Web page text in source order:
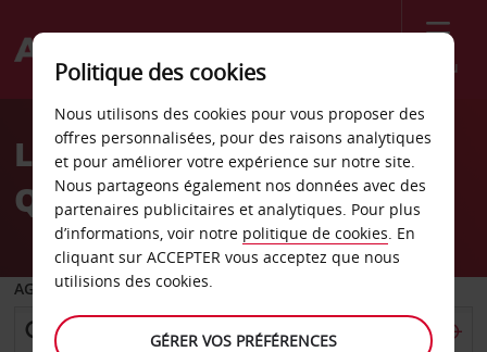
Menu
Welcome
AvisLocation de voiture
Québec
AGENCE DE DÉPART
Politique des cookies
Nous utilisons des cookies pour vous proposer des
offres personnalisées, pour des raisons analytiques
et pour améliorer votre expérience sur notre site.
Nous partageons également nos données avec des
partenaires publicitaires et analytiques. Pour plus
d’informations, voir notre politique de cookies. En
cliquant sur ACCEPTER vous acceptez que nous
utilisions des cookies.
GÉRER VOS PRÉFÉRENCES